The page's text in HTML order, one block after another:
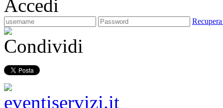
Accedi
Condividi